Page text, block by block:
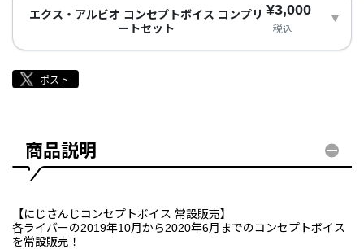
エクス・アルビオ コンセプトボイス コンプリ
ートセット
¥3,000
税込
商品説明
【にじさんじコンセプトボイス 常設販売】
各ライバーの2019年10月から2020年6月までのコンセプトボイス
を常設販売！